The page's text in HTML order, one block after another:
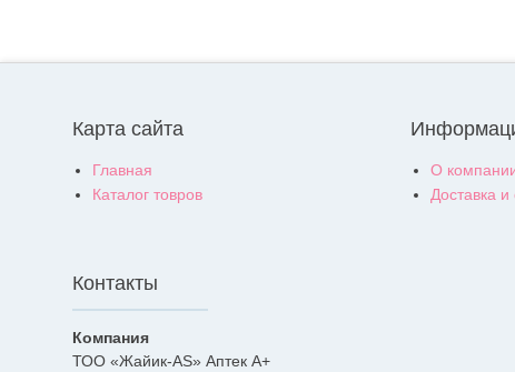
Карта сайта
Главная
Каталог товров
О
Доставка и
Контакты
ТОО «Жайик-AS» Аптек А+